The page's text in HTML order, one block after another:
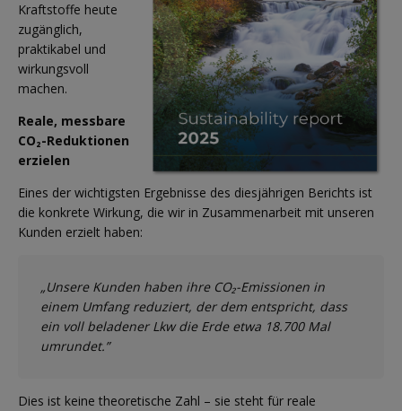
Kraftstoffe heute
zugänglich,
praktikabel und
wirkungsvoll
machen.
Reale, messbare
CO₂-Reduktionen
erzielen
Eines der wichtigsten Ergebnisse des diesjährigen Berichts ist
die konkrete Wirkung, die wir in Zusammenarbeit mit unseren
Kunden erzielt haben:
„Unsere Kunden haben ihre CO₂-Emissionen in
einem Umfang reduziert, der dem entspricht, dass
ein voll beladener Lkw die Erde etwa 18.700 Mal
umrundet.”
Dies ist keine theoretische Zahl – sie steht für reale